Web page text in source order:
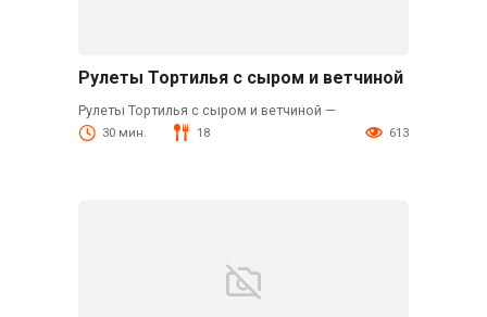
Рулеты Тортилья с сыром и ветчиной
Рулеты Тортилья с сыром и ветчиной —
30 мин. 18 613